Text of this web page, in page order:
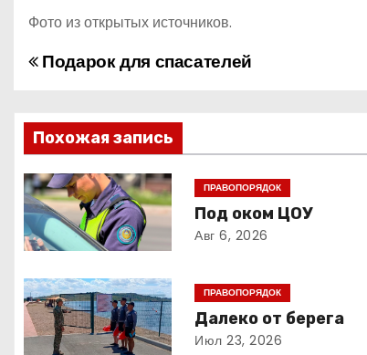
Фото из открытых источников.
Н
в
и
г
а
ц
и
Подарок для спасателей
Похожая запись
ПРАВОПОРЯДОК
Под оком ЦОУ
Авг 6, 2026
ПРАВОПОРЯДОК
Далеко от берега
Июл 23, 2026